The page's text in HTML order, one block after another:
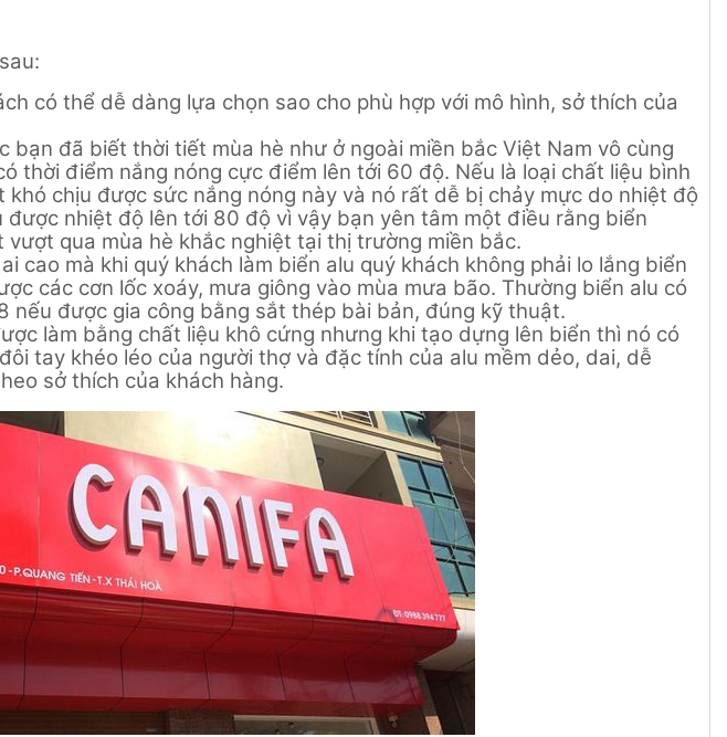
có thể dễ dàng lựa chọn sao cho phù hợp với mô hình, sở thích của
bạn đã biết thời tiết mùa hè như ở ngoài miền bắc Việt Nam vô cùng
thời điểm nắng nóng cực điểm lên tới 60 độ. Nếu là loại chất liệu bình
khó chịu được sức nắng nóng này và nó rất dễ bị chảy mực do nhiệt độ
được nhiệt độ lên tới 80 độ vì vậy bạn yên tâm một điều rằng biển
qua mùa hè khắc nghiệt tại thị trường miền bắc.
cao mà khi quý khách làm biển alu quý khách không phải lo lắng biển
các cơn lốc xoáy, mưa giông vào mùa mưa bão. Thường biển alu có
nếu được gia công bằng sắt thép bài bản, đúng kỹ thuật.
làm bằng chất liệu khô cứng nhưng khi tạo dựng lên biển thì nó có
tay khéo léo của người thợ và đặc tính của alu mềm dẻo, dai, dễ
sở thích của khách hàng.